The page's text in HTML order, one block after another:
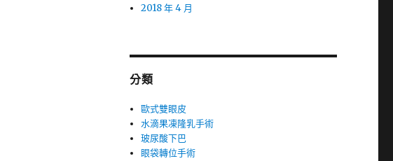
2018 年 4 月
分類
歐式雙眼皮
水滴果凍隆乳手術
玻尿酸下巴
眼袋轉位手術